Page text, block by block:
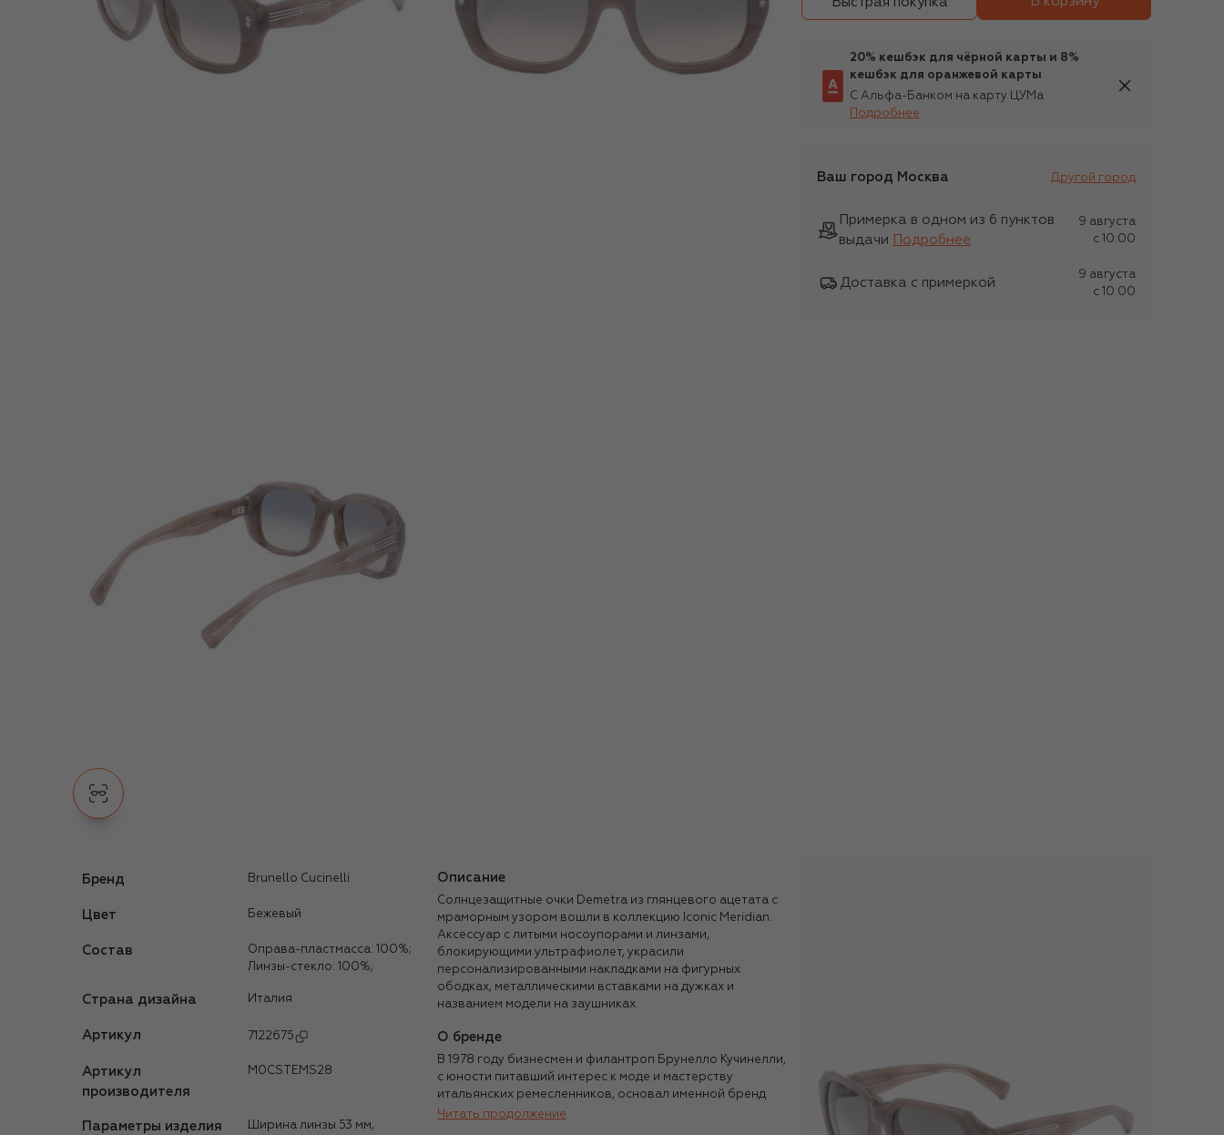
20% кешбэк для чёрной карты и 8%
кешбэк для оранжевой карты
С Альфа-Банком на карту ЦУМа
Подробнее
Ваш город Москва Другой город
Примерка в одном из 6 пунктов
выдачи
Подробнее
9 августа
c 10:00
Доставка с примеркой
9 августа
c 10:00
Бренд Brunello Cucinelli
Цвет Бежевый
Состав
Оправа-пластмасса: 100%;
Линзы-стекло: 100%;
Страна дизайна Италия
Артикул 7122675
Артикул
производителя
M0CSTEMS28
Параметры изделия
Ширина линзы 53 мм,
Описание
Солнцезащитные очки Demetra из глянцевого ацетата с
мраморным узором вошли в коллекцию Iconic Meridian.
Аксессуар с литыми носоупорами и линзами,
блокирующими ультрафиолет, украсили
персонализированными накладками на фигурных
ободках, металлическими вставками на дужках и
названием модели на заушниках.
О бренде
В 1978 году бизнесмен и филантроп Брунелло Кучинелли,
с юности питавший интерес к моде и мастерству
итальянских ремесленников, основал именной бренд
одежды из кашемира. Переломный момент в истории
Читать продолжение